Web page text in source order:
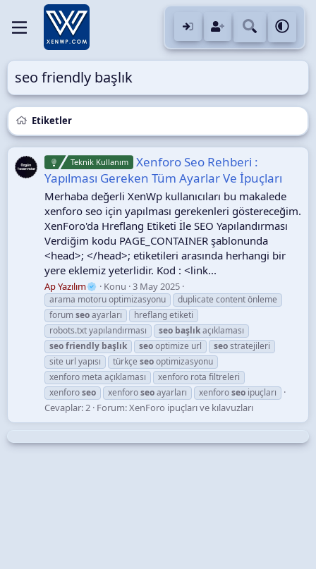
seo friendly başlık
Etiketler
Teknik Kullanım
Xenforo Seo Rehberi :
Yapılması Gereken Tüm Ayarlar Ve İpuçları
Merhaba değerli XenWp kullanıcıları bu makalede
xenforo seo için yapılması gerekenleri göstereceğim.
XenForo'da Hreflang Etiketi İle SEO Yapılandırması
Verdiğim kodu PAGE_CONTAINER şablonunda
<head>; </head>; etiketileri arasında herhangi bir
yere eklemiz yeterlidir. Kod : <link...
Ap Yazılım Konu 3 May 2025
arama motoru optimizasyonu
duplicate content önleme
forumseoayarları
hreflang etiketi
robots.txt yapılandırması
seo başlıkaçıklaması
seofriendly başlık seooptimize url seostratejileri
site url yapısı
türkçe seooptimizasyonu
xenforo meta açıklaması
xenforo rota filtreleri
xenforoseo xenforoseoayarları xenforoseo ipuçları
Cevaplar: 2 Forum:XenForo ipuçları ve kılavuzları